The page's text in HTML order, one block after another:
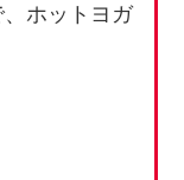
ホットヨガ